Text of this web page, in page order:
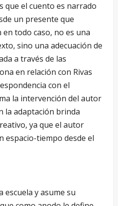
que el cuento es narrado
un presente que
todo caso, no es una
sino una adecuación de
a través de las
en relación con Rivas
con el
la intervención del autor
la adaptación brinda
ya que el autor
espacio-tiempo desde el
escuela y asume su